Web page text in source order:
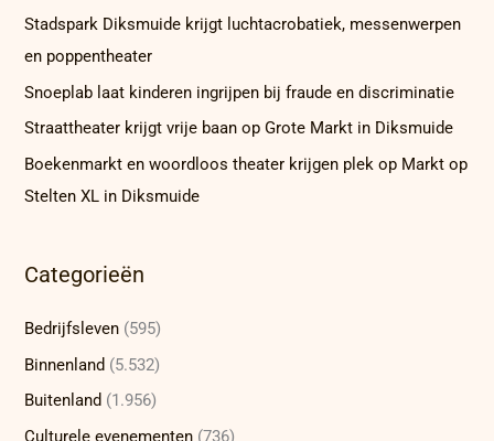
Stadspark Diksmuide krijgt luchtacrobatiek, messenwerpen
en poppentheater
Snoeplab laat kinderen ingrijpen bij fraude en discriminatie
Straattheater krijgt vrije baan op Grote Markt in Diksmuide
Boekenmarkt en woordloos theater krijgen plek op Markt op
Stelten XL in Diksmuide
Categorieën
Bedrijfsleven (595)
Binnenland (5.532)
Buitenland (1.956)
Culturele evenementen (736)